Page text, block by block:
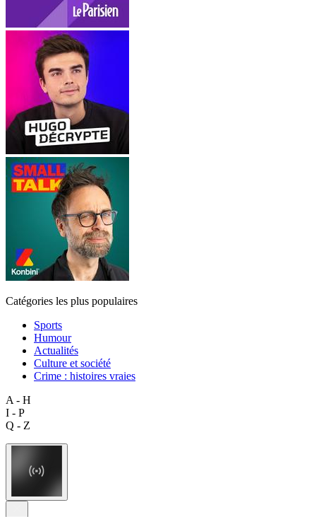
Catégories les plus populaires
Sports
Humour
Actualités
Culture et société
Crime : histoires vraies
A - H
I - P
Q - Z